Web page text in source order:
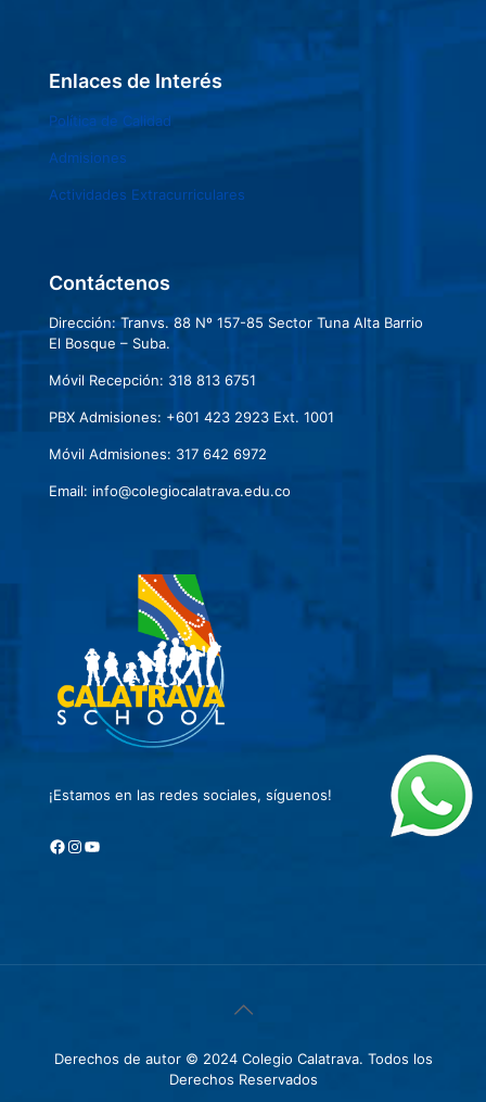
Enlaces de Interés
Política de Calidad
Admisiones
Actividades Extracurriculares
Contáctenos
Dirección: Tranvs. 88 Nº 157-85 Sector Tuna Alta Barrio
El Bosque – Suba.
Móvil Recepción: 318 813 6751
PBX Admisiones: +601 423 2923 Ext. 1001
Móvil Admisiones: 317 642 6972
Email: info@colegiocalatrava.edu.co
¡Estamos en las redes sociales, síguenos!
Facebook
Instagram
YouTube
Derechos de autor © 2024 Colegio Calatrava. Todos los
Derechos Reservados